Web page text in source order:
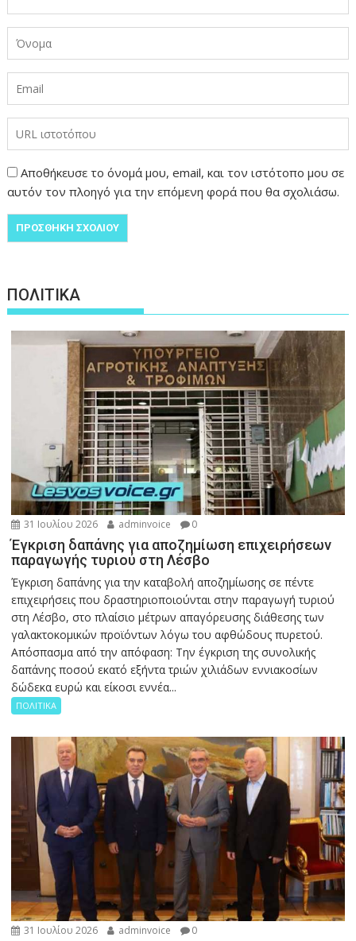
Αποθήκευσε το όνομά μου, email, και τον ιστότοπο μου σε
αυτόν τον πλοηγό για την επόμενη φορά που θα σχολιάσω.
ΠΟΛΙΤΙΚΑ
31 Ιουλίου 2026 adminvoice 0
Έγκριση δαπάνης για αποζημίωση επιχειρήσεων
παραγωγής τυριού στη Λέσβο
Έγκριση δαπάνης για την καταβολή αποζημίωσης σε πέντε
επιχειρήσεις που δραστηριοποιούνται στην παραγωγή τυριού
στη Λέσβο, στο πλαίσιο μέτρων απαγόρευσης διάθεσης των
γαλακτοκομικών προϊόντων λόγω του αφθώδους πυρετού.
Απόσπασμα από την απόφαση: Την έγκριση της συνολικής
δαπάνης ποσού εκατό εξήντα τριών χιλιάδων εννιακοσίων
δώδεκα ευρώ και είκοσι εννέα...
ΠΟΛΙΤΙΚΑ
31 Ιουλίου 2026 adminvoice 0